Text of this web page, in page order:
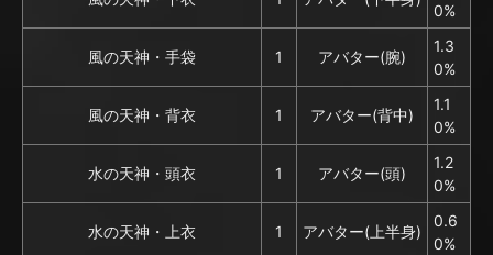
0%
風の天神・手袋 1 アバター(腕)
1.3
0%
風の天神・背衣 1 アバター(背中)
1.1
0%
水の天神・頭衣 1 アバター(頭)
1.2
0%
水の天神・上衣 1 アバター(上半身)
0.6
0%